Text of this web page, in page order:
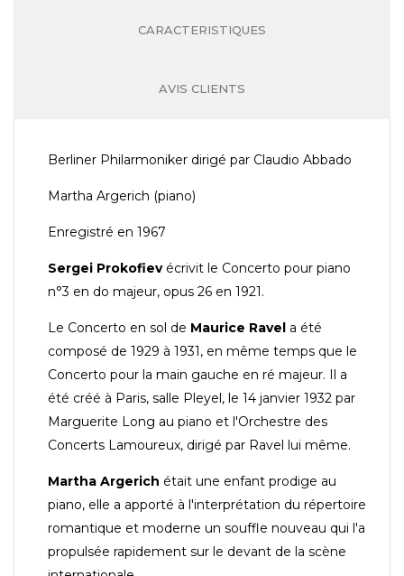
CARACTERISTIQUES
AVIS CLIENTS
Berliner Philarmoniker dirigé par Claudio Abbado
Martha Argerich (piano)
Enregistré en 1967
Sergei Prokofievécrivit le Concerto pour piano
n°3 en do majeur, opus 26 en 1921.
Le Concerto en sol de Maurice Ravel a été
composé de 1929 à 1931, en même temps que le
Concerto pour la main gauche en ré majeur. Il a
été créé à Paris, salle Pleyel, le 14 janvier 1932 par
Marguerite Long au piano et l'Orchestre des
Concerts Lamoureux, dirigé par Ravel lui même.
Martha Argerich était une enfant prodige au
piano, elle a apporté à l'interprétation du répertoire
romantique et moderne un souffle nouveau qui l'a
propulsée rapidement sur le devant de la scène